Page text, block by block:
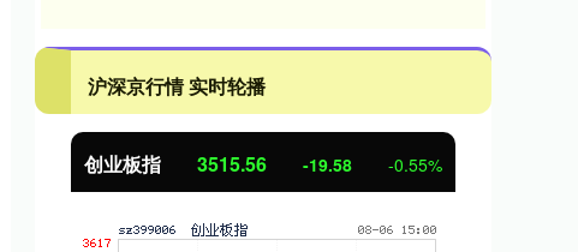
沪深京行情 实时轮播
创业板指 3515.56 -19.58 -0.55%